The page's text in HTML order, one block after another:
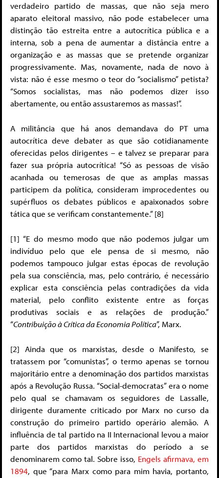
verdadeiro partido de massas, que não seja mero
aparato eleitoral massivo, não pode estabelecer uma
distinção tão estreita entre a autocrítica pública e a
interna, sob a pena de aumentar a distância entre a
organização e as massas que se pretende organizar
progressivamente. Mas, novamente, nada de novo à
vista: não é esse mesmo o teor do “socialismo” petista?
“Somos socialistas, mas não podemos dizer isso
abertamente, ou então assustaremos as massas!”.
A militância que há anos demandava do PT uma
autocrítica deve debater as que são cotidianamente
oferecidas pelos dirigentes – e talvez se preparar para
fazer sua própria autocrítica! “Só as pessoas de visão
acanhada ou temerosas de que as amplas massas
participem da política, consideram improcedentes ou
supérfluos os debates públicos e apaixonados sobre
tática que se verificam constantemente.” [8]
[1] “E do mesmo modo que não podemos julgar um
indivíduo pelo que ele pensa de si mesmo, não
podemos tampouco julgar estas épocas de revolução
pela sua consciência, mas, pelo contrário, é necessário
explicar esta consciência pelas contradições da vida
material, pelo conflito existente entre as forças
produtivas sociais e as relações de produção.”
“Contribuição à Crítica da Economia Política”, Marx.
[2] Ainda que os marxistas, desde o Manifesto, se
tratassem por “comunistas”, o termo apenas se tornou
majoritário entre a denominação dos partidos marxistas
após a Revolução Russa. “Social-democratas” era o nome
pelo qual se chamavam os seguidores de Lassalle,
dirigente duramente criticado por Marx no curso da
construção do primeiro partido operário alemão. A
influência de tal partido na II Internacional levou a maior
parte dos partidos marxistas do período a se
denominarem como tal. Sobre isso, Engels afirmava, em
1894, que “para Marx como para mim havia, portanto,